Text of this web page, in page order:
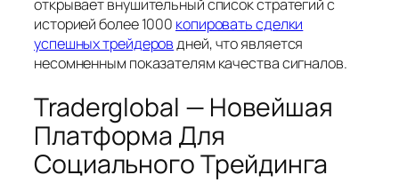
открывает внушительный список стратегий с
историей более 1000 копировать сделки
успешных трейдеровдней, что является
несомненным показателям качества сигналов.
Traderglobal — Новейшая
Платформа Для
Социального Трейдинга